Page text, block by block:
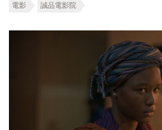
電影 誠品電影院